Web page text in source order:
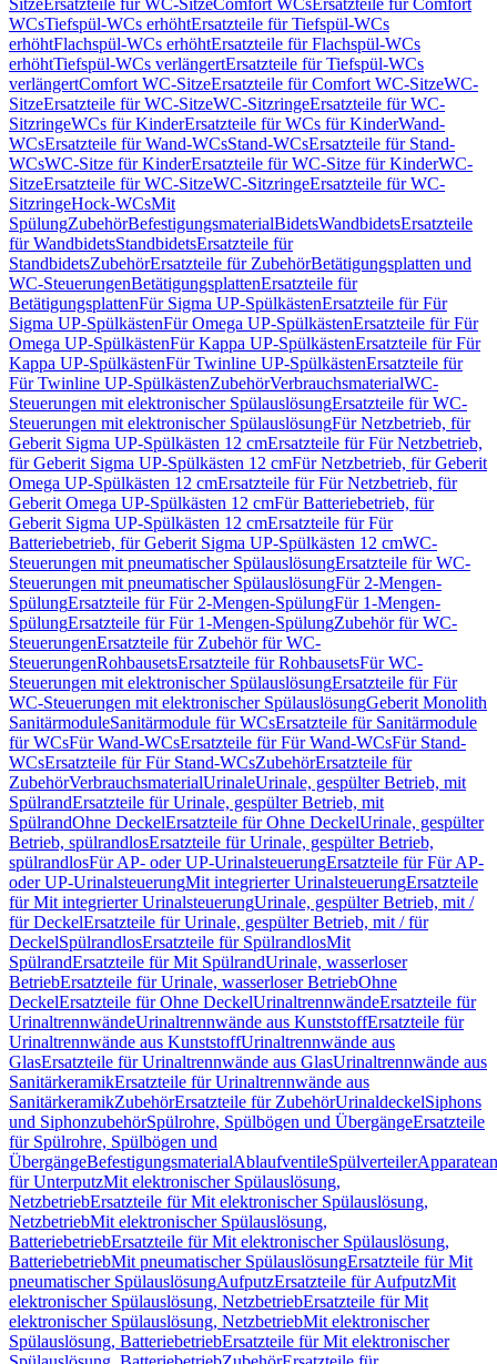
SitzeErsatzteile für WC-SitzeComfort WCsErsatzteile für Comfort
WCsTiefspül-WCs erhöhtErsatzteile für Tiefspül-WCs
erhöhtFlachspül-WCs erhöhtErsatzteile für Flachspül-WCs
erhöhtTiefspül-WCs verlängertErsatzteile für Tiefspül-WCs
verlängertComfort WC-SitzeErsatzteile für Comfort WC-SitzeWC-
SitzeErsatzteile für WC-SitzeWC-SitzringeErsatzteile für WC-
SitzringeWCs für KinderErsatzteile für WCs für KinderWand-
WCsErsatzteile für Wand-WCsStand-WCsErsatzteile für Stand-
WCsWC-Sitze für KinderErsatzteile für WC-Sitze für KinderWC-
SitzeErsatzteile für WC-SitzeWC-SitzringeErsatzteile für WC-
SitzringeHock-WCsMit
SpülungZubehörBefestigungsmaterialBidetsWandbidetsErsatzteile
für WandbidetsStandbidetsErsatzteile für
StandbidetsZubehörErsatzteile für ZubehörBetätigungsplatten und
WC-SteuerungenBetätigungsplattenErsatzteile für
BetätigungsplattenFür Sigma UP-SpülkästenErsatzteile für Für
Sigma UP-SpülkästenFür Omega UP-SpülkästenErsatzteile für Für
Omega UP-SpülkästenFür Kappa UP-SpülkästenErsatzteile für Für
Kappa UP-SpülkästenFür Twinline UP-SpülkästenErsatzteile für
Für Twinline UP-SpülkästenZubehörVerbrauchsmaterialWC-
Steuerungen mit elektronischer SpülauslösungErsatzteile für WC-
Steuerungen mit elektronischer SpülauslösungFür Netzbetrieb, für
Geberit Sigma UP-Spülkästen 12 cmErsatzteile für Für Netzbetrieb,
für Geberit Sigma UP-Spülkästen 12 cmFür Netzbetrieb, für Geberit
Omega UP-Spülkästen 12 cmErsatzteile für Für Netzbetrieb, für
Geberit Omega UP-Spülkästen 12 cmFür Batteriebetrieb, für
Geberit Sigma UP-Spülkästen 12 cmErsatzteile für Für
Batteriebetrieb, für Geberit Sigma UP-Spülkästen 12 cmWC-
Steuerungen mit pneumatischer SpülauslösungErsatzteile für WC-
Steuerungen mit pneumatischer SpülauslösungFür 2-Mengen-
SpülungErsatzteile für Für 2-Mengen-SpülungFür 1-Mengen-
SpülungErsatzteile für Für 1-Mengen-SpülungZubehör für WC-
SteuerungenErsatzteile für Zubehör für WC-
SteuerungenRohbausetsErsatzteile für RohbausetsFür WC-
Steuerungen mit elektronischer SpülauslösungErsatzteile für Für
WC-Steuerungen mit elektronischer SpülauslösungGeberit Monolith
SanitärmoduleSanitärmodule für WCsErsatzteile für Sanitärmodule
für WCsFür Wand-WCsErsatzteile für Für Wand-WCsFür Stand-
WCsErsatzteile für Für Stand-WCsZubehörErsatzteile für
ZubehörVerbrauchsmaterialUrinaleUrinale, gespülter Betrieb, mit
SpülrandErsatzteile für Urinale, gespülter Betrieb, mit
SpülrandOhne DeckelErsatzteile für Ohne DeckelUrinale, gespülter
Betrieb, spülrandlosErsatzteile für Urinale, gespülter Betrieb,
spülrandlosFür AP- oder UP-UrinalsteuerungErsatzteile für Für AP-
oder UP-UrinalsteuerungMit integrierter UrinalsteuerungErsatzteile
für Mit integrierter UrinalsteuerungUrinale, gespülter Betrieb, mit /
für DeckelErsatzteile für Urinale, gespülter Betrieb, mit / für
DeckelSpülrandlosErsatzteile für SpülrandlosMit
SpülrandErsatzteile für Mit SpülrandUrinale, wasserloser
BetriebErsatzteile für Urinale, wasserloser BetriebOhne
DeckelErsatzteile für Ohne DeckelUrinaltrennwändeErsatzteile für
UrinaltrennwändeUrinaltrennwände aus KunststoffErsatzteile für
Urinaltrennwände aus KunststoffUrinaltrennwände aus
GlasErsatzteile für Urinaltrennwände aus GlasUrinaltrennwände aus
SanitärkeramikErsatzteile für Urinaltrennwände aus
SanitärkeramikZubehörErsatzteile für ZubehörUrinaldeckelSiphons
und SiphonzubehörSpülrohre, Spülbögen und ÜbergängeErsatzteile
für Spülrohre, Spülbögen und
ÜbergängeBefestigungsmaterialAblaufventileSpülverteiler
für UnterputzMit elektronischer Spülauslösung,
NetzbetriebErsatzteile für Mit elektronischer Spülauslösung,
NetzbetriebMit elektronischer Spülauslösung,
BatteriebetriebErsatzteile für Mit elektronischer Spülauslösung,
BatteriebetriebMit pneumatischer SpülauslösungErsatzteile für Mit
pneumatischer SpülauslösungAufputzErsatzteile für AufputzMit
elektronischer Spülauslösung, NetzbetriebErsatzteile für Mit
elektronischer Spülauslösung, NetzbetriebMit elektronischer
Spülauslösung, BatteriebetriebErsatzteile für Mit elektronischer